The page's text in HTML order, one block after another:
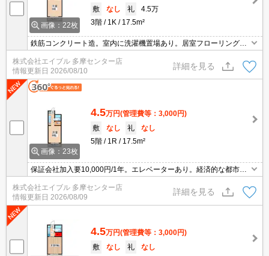
画像：22枚
敷
なし 礼
4.5万
3階
1K 17.5m²
鉄筋コンクリート造。室内に洗濯機置場あり。居室フローリング。
家賃の55%。エレベーターあり。
株式会社エイブル 多摩センター店
情報更新日 2026/08/10
詳細を見る
画像：23枚
4.5万円(管理費等：3,000円)
敷
なし 礼
なし
5階
1R 17.5m²
保証会社加入要10,000円/1年。エレベーターあり。経済的な都市ガ
ス使用。室内洗濯機置場。コモディイイダまで650m。セブンイレ
ブンへ400m。RC造。最上階。犬・猫計3匹まで飼育可。
株式会社エイブル 多摩センター店
情報更新日 2026/08/09
詳細を見る
4.5万円(管理費等：3,000円)
敷
なし 礼
なし